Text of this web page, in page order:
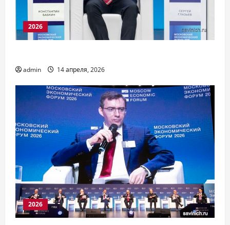
2026
admin 14 апреля, 2026
2026